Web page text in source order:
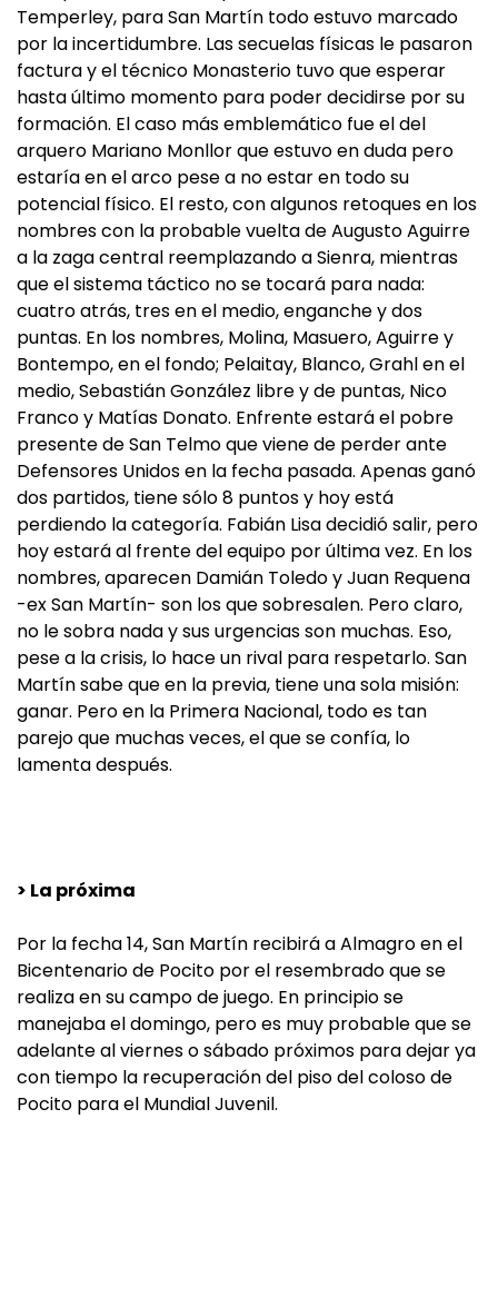
Temperley, para San Martín todo estuvo marcado
por la incertidumbre. Las secuelas físicas le pasaron
factura y el técnico Monasterio tuvo que esperar
hasta último momento para poder decidirse por su
formación. El caso más emblemático fue el del
arquero Mariano Monllor que estuvo en duda pero
estaría en el arco pese a no estar en todo su
potencial físico. El resto, con algunos retoques en los
nombres con la probable vuelta de Augusto Aguirre
a la zaga central reemplazando a Sienra, mientras
que el sistema táctico no se tocará para nada:
cuatro atrás, tres en el medio, enganche y dos
puntas. En los nombres, Molina, Masuero, Aguirre y
Bontempo, en el fondo; Pelaitay, Blanco, Grahl en el
medio, Sebastián González libre y de puntas, Nico
Franco y Matías Donato. Enfrente estará el pobre
presente de San Telmo que viene de perder ante
Defensores Unidos en la fecha pasada. Apenas ganó
dos partidos, tiene sólo 8 puntos y hoy está
perdiendo la categoría. Fabián Lisa decidió salir, pero
hoy estará al frente del equipo por última vez. En los
nombres, aparecen Damián Toledo y Juan Requena
-ex San Martín- son los que sobresalen. Pero claro,
no le sobra nada y sus urgencias son muchas. Eso,
pese a la crisis, lo hace un rival para respetarlo. San
Martín sabe que en la previa, tiene una sola misión:
ganar. Pero en la Primera Nacional, todo es tan
parejo que muchas veces, el que se confía, lo
lamenta después.
> La próxima
Por la fecha 14, San Martín recibirá a Almagro en el
Bicentenario de Pocito por el resembrado que se
realiza en su campo de juego. En principio se
manejaba el domingo, pero es muy probable que se
adelante al viernes o sábado próximos para dejar ya
con tiempo la recuperación del piso del coloso de
Pocito para el Mundial Juvenil.